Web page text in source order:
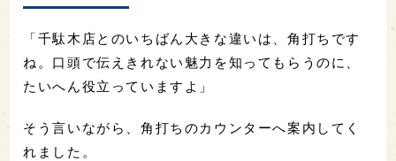
「千駄木店とのいちばん大きな違いは、角打ちです
ね。口頭で伝えきれない魅力を知ってもらうのに、
たいへん役立っていますよ」
そう言いながら、角打ちのカウンターへ案内してく
れました。